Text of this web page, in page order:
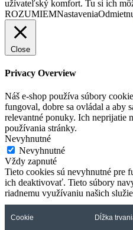
užívateľský komfort. Tu si ich
ROZUMIEMNastavenia
Close
Privacy Overview
Náš e-shop používa súbory
fungoval, dobre sa ovládal a aby
relevantné ponuky. Ich neprijatie
používania stránky.
Nevyhnutné
Nevyhnutné
Vždy zapnuté
Tieto cookies sú nevyhnutné pre
ich deaktivovať. Tieto súbory
riadnemu využívaniu našich
Cookie Dĺžka